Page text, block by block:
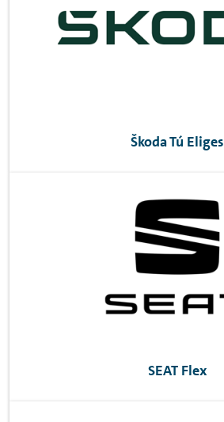
Škoda Tú Eliges
SEAT Flex